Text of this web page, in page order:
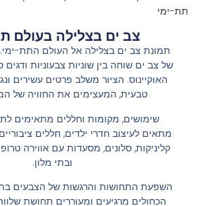
zoom_in
הגדלת גופן
גופן קריא
ניגודיות בהירה
ניגודיות כהה
הוסף קו תחתון לקישורים
תת-ימי
צב ים בצלילה בעולם
תמונת צב ים בצלילה אל העולם התת-ימי.
של צב ים שוחה בין שוניות צבעוניות ודגים
האוקיינוס. הציור משלב פרטים עשירים
טבעית, המעצימים את החוויה של
שימושים, מקומות וחללים מתאימים
מתאים לעיצוב חדרי ילדים, חללים
קליניקות, סלונים, מסעדות עם אווירה
ובתי מלון.
השפעת התחושות והרגשות של הצבעים
הכחולים מרגיעים ומעוררים תחושת